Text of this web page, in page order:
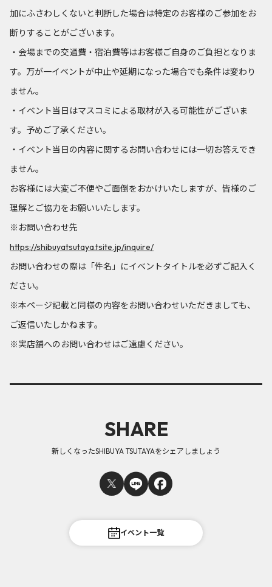
加にふさわしくないと判断した場合は特定のお客様のご参加をお
断りすることがございます。
・会場までの交通費・宿泊費等はお客様ご自身のご負担となりま
す。万が一イベントが中止や延期になった場合でも条件は変わり
ません。
・イベント当日はマスコミによる取材が入る可能性がございま
す。予めご了承ください。
・イベント当日の内容に関するお問い合わせには一切お答えでき
ません。
お客様には大変ご不便やご面倒をおかけいたしますが、皆様のご
理解とご協力をお願いいたします。
※お問い合わせ先
https://shibuyatsutaya.tsite.jp/inquire/
お問い合わせの際は「件名」にイベントタイトルを必ずご記入く
ださい。
※本ページ記載と同様の内容をお問い合わせいただきましても、
ご返信いたしかねます。
※実店舗へのお問い合わせはご遠慮ください。
SHARE
新しくなったSHIBUYA TSUTAYAをシェアしましょう
イベント一覧